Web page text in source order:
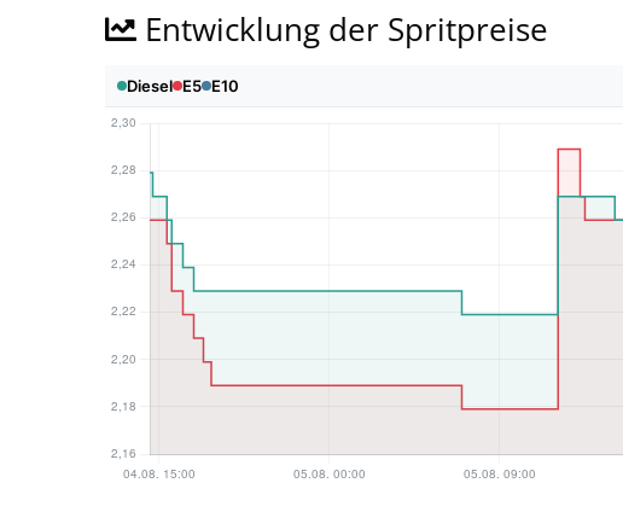
Entwicklung der Spritpreise